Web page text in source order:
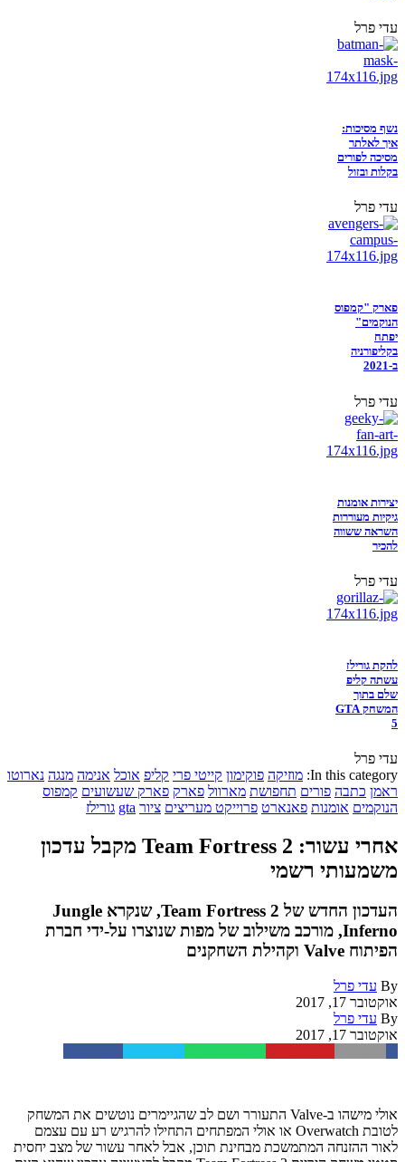
עדי פרל
נשף מסיכות:
איך לאלתר
מסיכה לפורים
בקלות ובזול
עדי פרל
פארק "קמפוס
הנוקמים"
יפתח
בקליפורניה
ב-2021
עדי פרל
יצירות אומנות
גיקיות מעוררות
השראה ששווה
להכיר
עדי פרל
להקת גורילז
עשתה קליפ
שלם בתוך
המשחק GTA
5
עדי פרל
In this category: מוזיקה פוקימון קייטי פרי קליפ אוכל אנימה מנגה נארוטו
ראמן כתבה פורים תחפושת מארוול פארק פארק שעשועים קמפוס
הנוקמים אומנות פאנארט פרוייקט מעריצים ציור gta גורילז
אחרי עשור: Team Fortress 2 מקבל עדכון
משמעותי רשמי
העדכון החדש של Team Fortress 2, שנקרא Jungle
Inferno, מורכב משילוב של מפות שנוצרו על-ידי חברת
הפיתוח Valve וקהילת השחקנים
By עדי פרל
אוקטובר 17, 2017
By עדי פרל
אוקטובר 17, 2017
אולי מישהו ב-Valve התעורר ושם לב שהגיימרים נוטשים את המשחק
לטובת Overwatch או אולי המפתחים התחילו להרגיש רע עם עצמם
לאור ההזנחה המתמשכת מבחינת תוכן, אבל לאחר עשור של מצב יחסית